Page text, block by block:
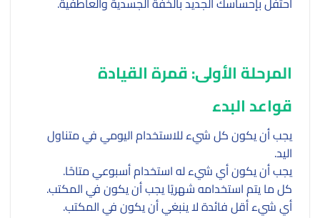
المرحلة الأولى: قمرة القيادة
قواعد البدء
يجب أن يكون كل شيء للاستخدام اليومي في متناول
اليد.
يجب أن يكون أي شيء له استخدام أسبوعي متاحًا.
كل ما يتم استخدامه شهريًا يجب أن يكون في المكتب.
أي شيء أقل فائدة لا ينبغي أن يكون في المكتب.